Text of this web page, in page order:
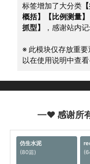
标签增加了大分类
概括】【比例测量
抓型】
，感谢站内
※ 此模块仅存放重
以在使用说明中查
—♥ 感谢所
仿生水泥
(80篇)